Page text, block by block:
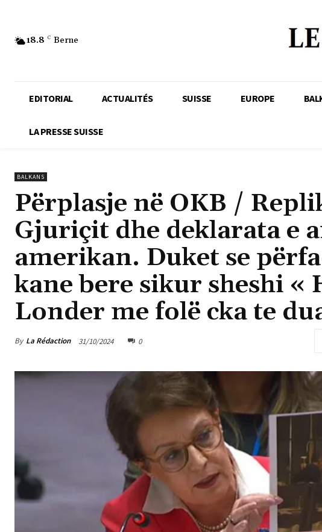
18.8 C Berne
EDITORIAL ACTUALITÉS SUISSE EUROPE
LA PRESSE SUISSE
BALKANS
Përplasje në OKB /
Gjuriçit dhe deklarata e
amerikan. Duket se
kane bere sikur sheshi «
Londer me folë cka te
By La Rédaction 31/10/2024 0